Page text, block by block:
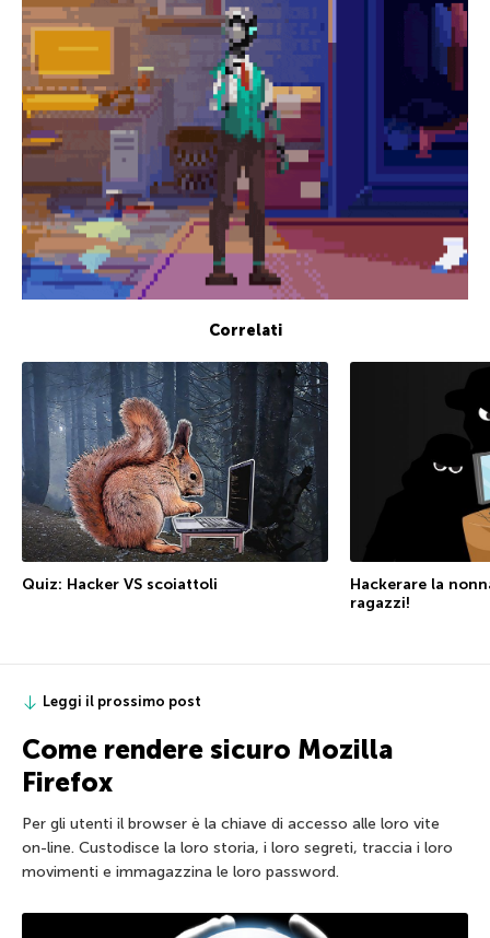
Correlati
Quiz: Hacker VS scoiattoli
Hackerare la
ragazzi!
Leggi il prossimo post
Come rendere sicuro Mozilla
Firefox
Per gli utenti il browser è la chiave di accesso alle loro vite
on-line. Custodisce la loro storia, i loro segreti, traccia i loro
movimenti e immagazzina le loro password.